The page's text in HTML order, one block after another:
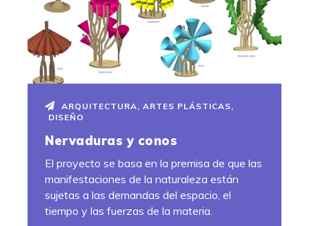
ARQUITECTURA ARTES PLÁSTICAS
DISEÑO
Nervaduras y conos
El proyecto se basa en la premisa de que las
manifestaciones de la naturaleza están
sujetas a las demandas del espacio, el
tiempo y las fuerzas de la materia.